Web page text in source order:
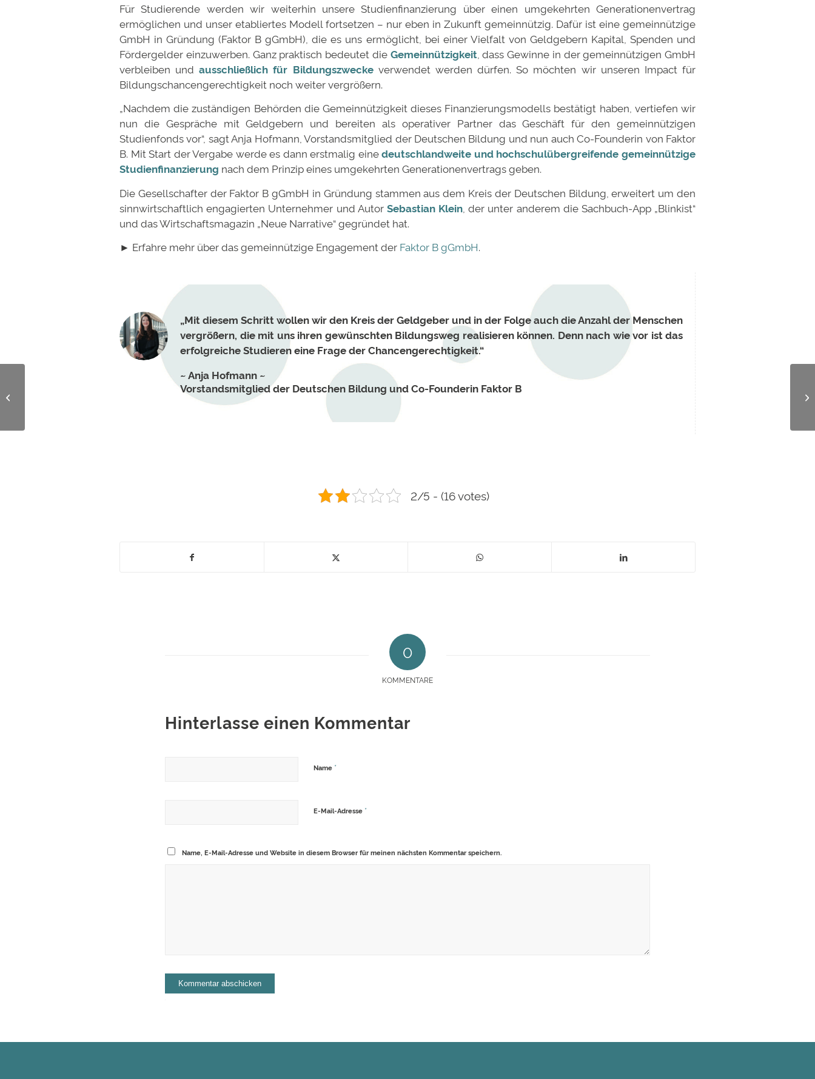
Für Studierende werden wir weiterhin unsere Studienfinanzierung über einen umgekehrten Generationenvertrag
ermöglichen und unser etabliertes Modell fortsetzen – nur eben in Zukunft gemeinnützig. Dafür ist eine gemeinnützige
GmbH in Gründung (Faktor B gGmbH), die es uns ermöglicht, bei einer Vielfalt von Geldgebern Kapital, Spenden und
Fördergelder einzuwerben. Ganz praktisch bedeutet die Gemeinnützigkeit, dass Gewinne in der gemeinnützigen GmbH
verbleiben undausschließlich für Bildungszweckeverwendet werden dürfen. So möchten wir unseren Impact für
Bildungschancengerechtigkeit noch weiter vergrößern.
„Nachdem die zuständigen Behörden die Gemeinnützigkeit dieses Finanzierungsmodells bestätigt haben, vertiefen wir
nun die Gespräche mit Geldgebern und bereiten als operativer Partner das Geschäft für den gemeinnützigen
Studienfonds vor“, sagt Anja Hofmann, Vorstandsmitglied der Deutschen Bildung und nun auch Co-Founderin von Faktor
B. Mit Start der Vergabe werde es dann erstmalig einedeutschlandweite und hochschulübergreifende gemeinnützige
Studienfinanzierung nach dem Prinzip eines umgekehrten Generationenvertrags geben.
Die Gesellschafter der Faktor B gGmbH in Gründung stammen aus dem Kreis der Deutschen Bildung, erweitert um den
sinnwirtschaftlich engagierten Unternehmer und Autor Sebastian Klein , der unter anderem die Sachbuch-App „Blinkist“
und das Wirtschaftsmagazin „Neue Narrative“ gegründet hat.
► Erfahre mehr über das gemeinnützige Engagement der Faktor B gGmbH.
„Mit diesem Schritt wollen wir den Kreis der Geldgeber und in der Folge auch die Anzahl der Menschen
vergrößern, die mit uns ihren gewünschten Bildungsweg realisieren können. Denn nach wie vor ist das
erfolgreiche Studieren eine Frage der Chancengerechtigkeit.“
Anja Hofmann
Vorstandsmitglied der Deutschen Bildung und Co-Founderin Faktor B
2/5 - (16 votes)
0
KOMMENTARE
Hinterlasse einen Kommentar
Name *
E-Mail-Adresse *
Name, E-Mail-Adresse und Website in diesem Browser für meinen nächsten Kommentar speichern.